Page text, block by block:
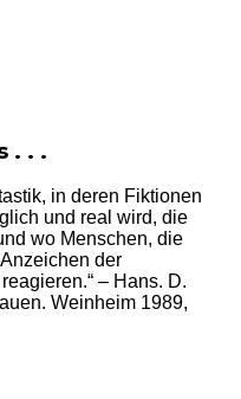
. . .
in deren Fiktionen
und real wird, die
wo Menschen, die
der
– Hans. D.
Weinheim 1989,